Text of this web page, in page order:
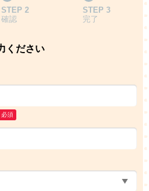
STEP 2
確認
STEP 3
完了
ください
必須